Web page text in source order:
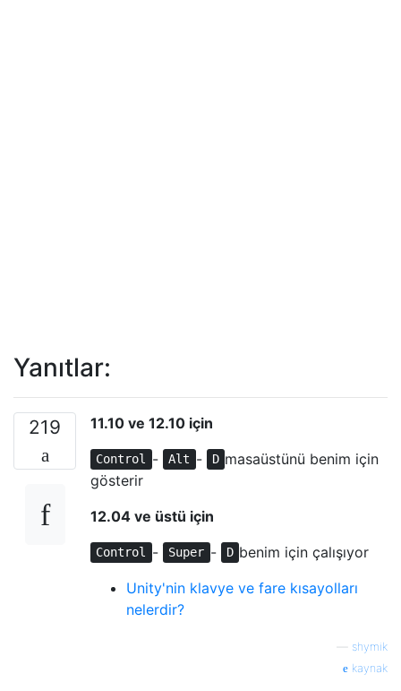
Yanıtlar:
219 11.10 ve 12.10 için
Control - Alt - D masaüstünü benim için
gösterir
12.04 ve üstü için
Control - Super - D benim için çalışıyor
Unity'nin klavye ve fare kısayolları
nelerdir?
shymik
kaynak